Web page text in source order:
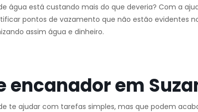
água está custando mais do que deveria? Com a
pontos de vazamento que não estão evidentes
assim água e dinheiro.
encanador em
te ajudar com tarefas simples, mas que podem